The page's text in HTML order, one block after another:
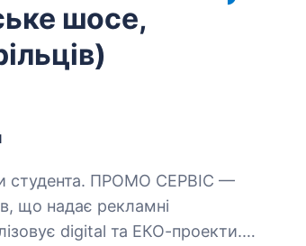
шосе,
СЕРВІС —
що надає рекламні
digital та ЕКО-проекти.